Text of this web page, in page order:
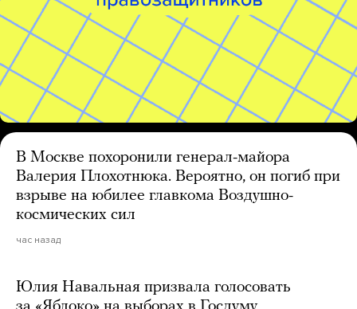
В Москве похоронили генерал-майора
Валерия Плохотнюка. Вероятно, он погиб при
взрыве на юбилее главкома Воздушно-
космических сил
час назад
Юлия Навальная призвала голосовать